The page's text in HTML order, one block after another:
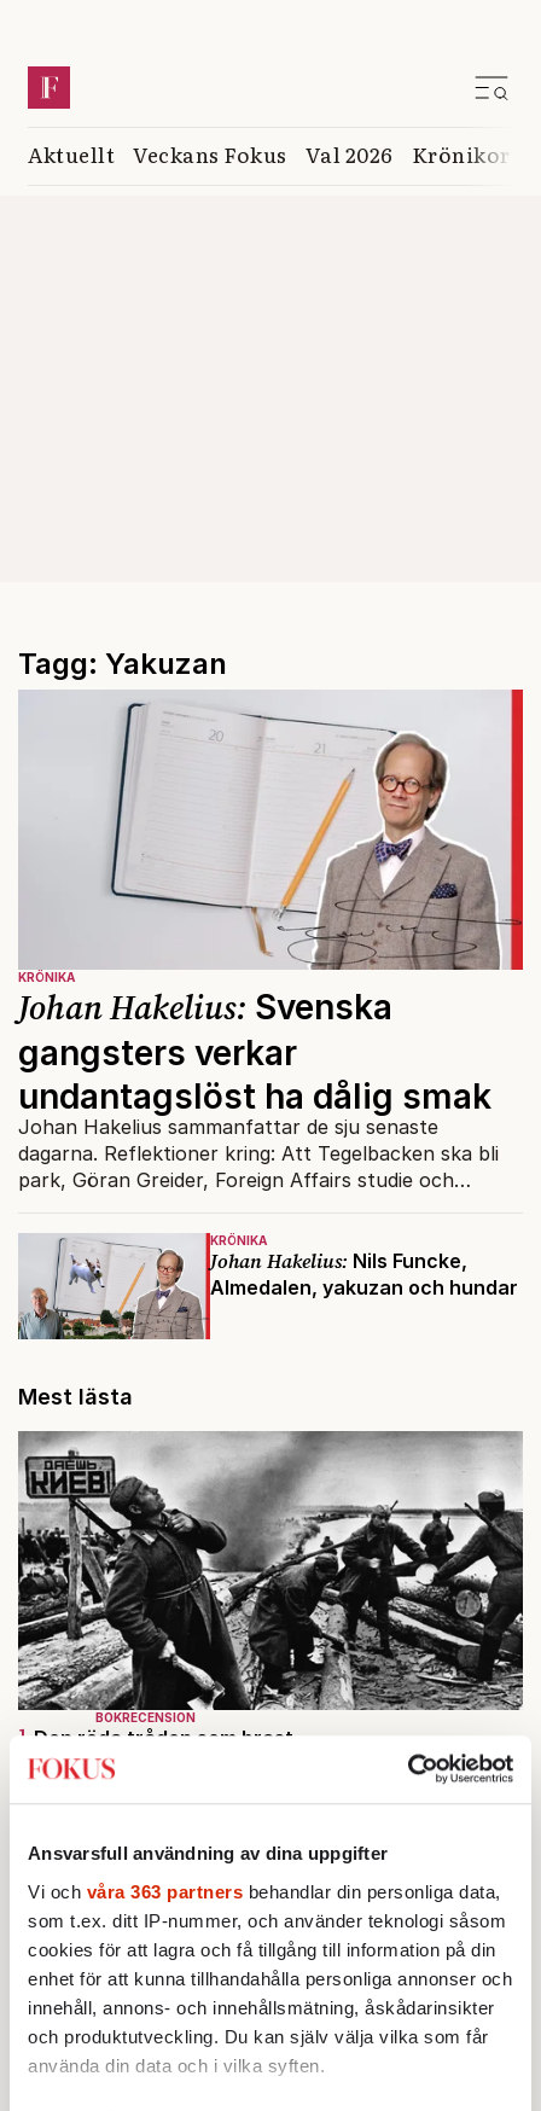
Ansvarsfull användning av dina uppgifter
Vi och våra 363 partners behandlar din personliga data,
som t.ex. ditt IP-nummer, och använder teknologi såsom
cookies för att lagra och få tillgång till information på din
enhet för att kunna tillhandahålla personliga annonser och
innehåll, annons- och innehållsmätning, åskådarinsikter
och produktutveckling. Du kan själv välja vilka som får
använda din data och i vilka syften.
Aktuellt Veckans Fokus Val 2026 Krönikor
Tagg: Yakuzan
KRÖNIKA
Johan Hakelius: Nils Funcke,
Almedalen, yakuzan och hundar
KRÖNIKA
Johan Hakelius: Svenska
gangsters verkar
undantagslöst ha dålig smak
Johan Hakelius sammanfattar de sju senaste
dagarna. Reflektioner kring: Att Tegelbacken ska bli
park, Göran Greider, Foreign Affairs studie och
Mest lästa
BOKRECENSION
1. Den röda tråden som brast
Av: Gustaf Lewander
INRIKES
Vattenbristen är här – men var femte liter läcker
Av: Susanne Gäre
KRÖNIKA
3.Nina Lekander:På ”Kommunisthögskolan” drömde
alla om att vara arbetarklass
KRÖNIKA
4.Frans Wachtmeister:Ja, AC är ett hot mot den
franska civilisationen
STICKET
5.Bitte Assarmo:Sagan om den lågbegåvade
ursprungsbefolkningen i Filipstad
KRÖNIKA